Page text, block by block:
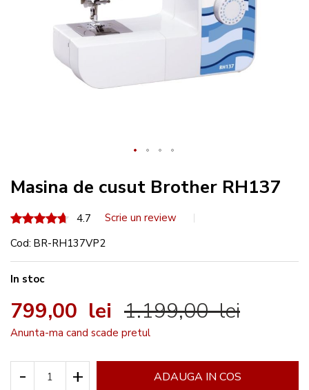
Masina de cusut Brother RH137
93% of100
4.7
Scrie un review
Cod BR-RH137VP2
In stoc
799,00 lei 1.199,00 lei
Anunta-ma cand scade pretul
- + ADAUGA IN COS